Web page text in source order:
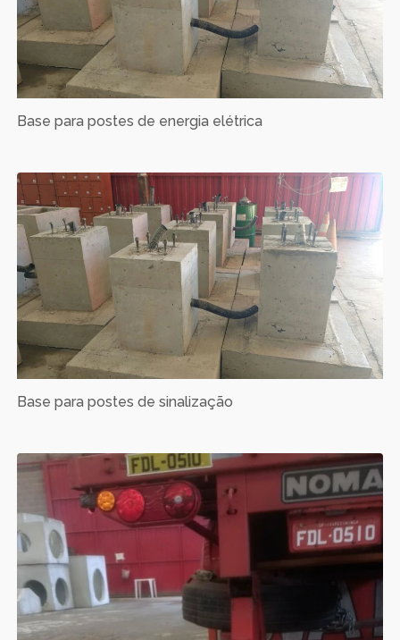
Base para postes de energia elétrica
Base para postes de sinalização